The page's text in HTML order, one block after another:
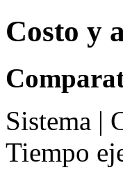
Costo y
Sistema |
Tiempo